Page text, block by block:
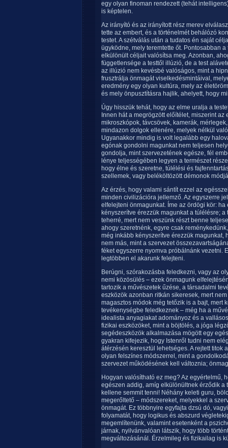
egy olyan finoman rendezett (tehát
is képtelen.
Az irányító és az irányított rész merev
tette az embert, és a történelmét behálózó
testet. A szétválás után a tudatos én saját
ügyködne, mely teremtette őt. Pontosabban
elkülönült céljait valósítsa meg. Azonban,
függetlensége a testtől illúzió, de a test
az illúzió nem kevésbé valóságos, mint a
frusztrálja önmagát viselkedésmintáival,
eredmény egy olyan kultúra, mely az
és mely önpusztításra hajlik, ahelyett, hogy
Úgy hisszük tehát, hogy az elme uralja a
Innen hát a megrögzött előítélet, miszerint
mikroszkópok, távcsövek, kamerák,
mindazon dolgok ellenére, melyek nélkül
Ugyanakkor mindig is volt legalább egy
egónak gondolni magunkat nem teljesen
gondolja, mint szervezetének egésze, fél
lénye teljességében legyen a természet
hogy élne és szeretne, túlélési és
szellemek, vagy beléköltözött démonok
Az érzés, hogy valami sántít ezzel az
minden civilizációra jellemző. Az egyszerre
elfelejteni önmagunkat. Íme az ördögi kör:
kényszerítve érezzük magunkat a túlélésre;
teherré, mert nem veszünk részt benne
ahogy szeretnénk, egyre csak
még inkább kényszerítve érezzük magunkat,
nem más, mint a szervezet
féket egyszerre nyomva próbálnánk vezetni.
legtöbben el akarunk felejteni.
Berúgni, szórakozásba feledkezni, vagy az
nemi közösülés – ezek önmagunk
tartozik a művészetek űzése, a társadalmi
eszközök azonban ritkán sikeresek, mert
magasztos módok még tetőzik is a bajt, mert
tevékenységbe feledkeznek – még ha a
idealista anyagiakat adományoz és a
fizikai eszközöket, mint a böjtölés, a jóga
segédeszközök alkalmazása mögött egy
gyakran kifejezik, hogy Istenről tudni nem
átérzésén keresztül lehetséges. A rejtett titok
olyan felszínes módszerrel, mint a
szervezet működésének kell változnia;
Hogyan valósítható ez meg? Az egyértelmű,
egészen addig, amíg elkülönültnek érződik a
kellene semmit tenni! Néhány keleti guru,
megerőltető – módszereket, melyekkel a
önmagát. Ez többnyire egyfajta dzsú dó,
folyamatát, hogy logikus és abszurd
megemlítenünk, valamint esetenként a
járnak, nyilvánvalóan látszik, hogy több
megváltozásánál. Érzelmileg és fizikailag is